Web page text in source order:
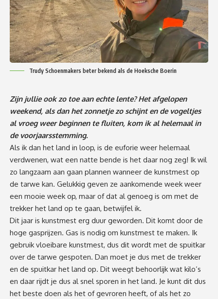
Trudy Schoenmakers beter bekend als de Hoeksche Boerin
Zijn jullie ook zo toe aan echte lente? Het afgelopen
weekend, als dan het zonnetje zo schijnt en de vogeltjes
al vroeg weer beginnen te fluiten, kom ik al helemaal in
de voorjaarsstemming.
Als ik dan het land in loop, is de euforie weer helemaal
verdwenen, wat een natte bende is het daar nog zeg! Ik wil
zo langzaam aan gaan plannen wanneer de kunstmest op
de tarwe kan. Gelukkig geven ze aankomende week weer
een mooie week op, maar of dat al genoeg is om met de
trekker het land op te gaan, betwijfel ik.
Dit jaar is kunstmest erg duur geworden. Dit komt door de
hoge gasprijzen. Gas is nodig om kunstmest te maken. Ik
gebruik vloeibare kunstmest, dus dit wordt met de spuitkar
over de tarwe gespoten. Dan moet je dus met de trekker
en de spuitkar het land op. Dit weegt behoorlijk wat kilo’s
en daar rijdt je dus al snel sporen in het land. Je kunt dit dus
het beste doen als het of gevroren heeft, of als het zo